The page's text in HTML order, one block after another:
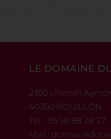
LE DOMAINE
2350 chemin
40350 POUILLON
Tél. : 05 58 98 28 27
Mail :